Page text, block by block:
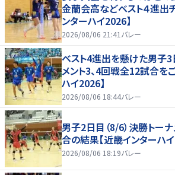
金蘭会高などベスト４進出
ンターハイ2026】
2026/08/06 21:41 バレー
ベスト4進出を懸けた男子3
メント3、4回戦全12試合を
ハイ2026】
2026/08/06 18:44バレー
男子2日目（8/6）決勝トー
合の結果【近畿インターハイ
2026/08/06 18:19バレー